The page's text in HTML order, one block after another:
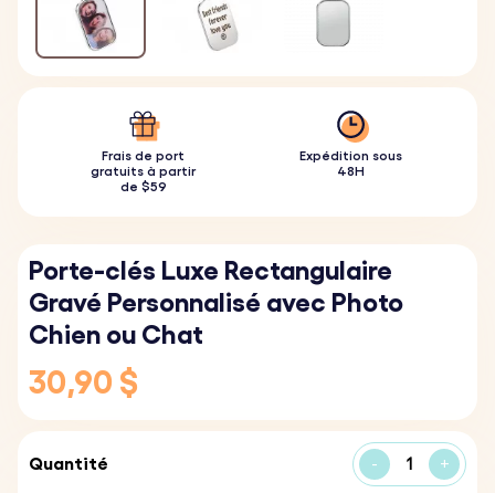
Frais de port
gratuits à partir
de $59
Expédition sous
48H
Porte-clés Luxe Rectangulaire
Gravé Personnalisé avec Photo
Chien ou Chat
30,90 $
Quantité - +